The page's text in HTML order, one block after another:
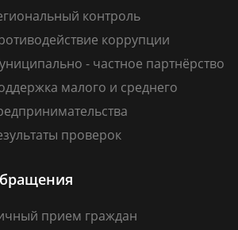
контроль
коррупции
- частное партнёрство
малого и среднего
проверок
прием граждан